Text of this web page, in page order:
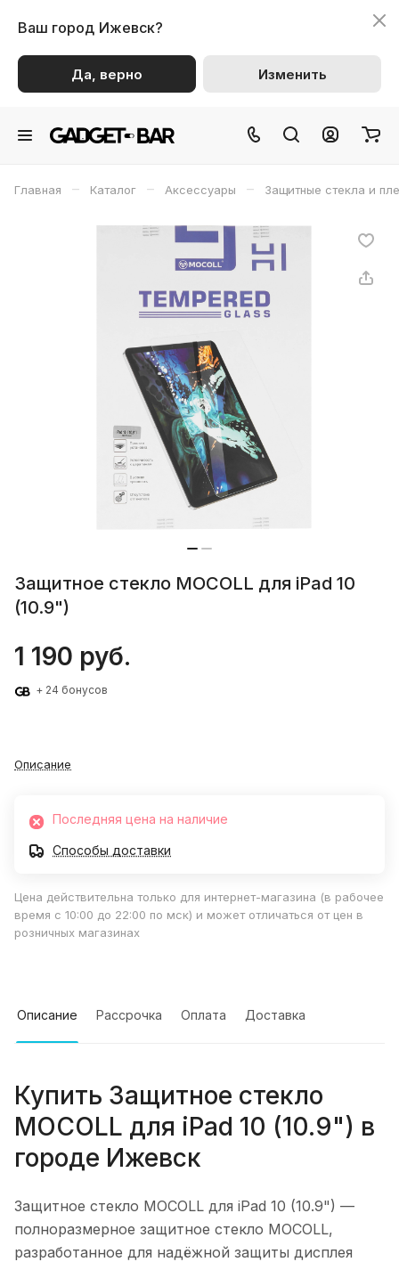
Ваш город Ижевск?
Да, верно Изменить
Главная – Каталог – Аксессуары – Защитные стекла и
Защитное стекло MOCOLL для iPad 10
(10.9")
1 190 руб.
+ 24 бонусов
Описание
Последняя цена на наличие
Способы доставки
Цена действительна только для интернет-магазина (в рабочее
время с 10:00 до 22:00 по мск) и может отличаться от цен в
розничных магазинах
Описание Рассрочка Оплата Доставка
Купить Защитное стекло
MOCOLL для iPad 10 (10.9") в
городе Ижевск
Защитное стекло MOCOLL для iPad 10 (10.9") —
полноразмерное защитное стекло MOCOLL,
разработанное для надёжной защиты дисплея